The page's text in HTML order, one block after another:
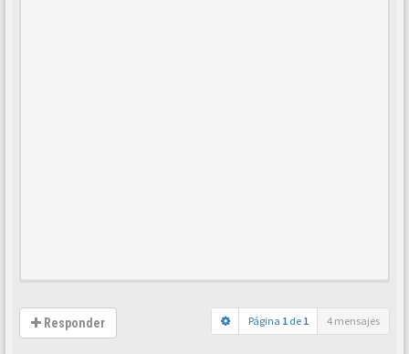
Responder Página 1 de 1 4 mensajes